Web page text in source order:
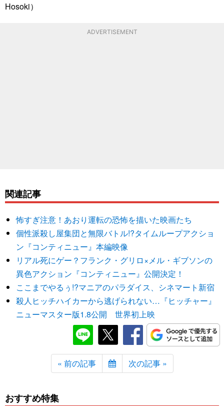
Hosoki）
ADVERTISEMENT
関連記事
怖すぎ注意！あおり運転の恐怖を描いた映画たち
個性派殺し屋集団と無限バトル!?タイムループアクショ
ン『コンティニュー』本編映像
リアル死にゲー？フランク・グリロ×メル・ギブソンの
異色アクション『コンティニュー』公開決定！
ここまでやるぅ!?マニアのパラダイス、シネマート新宿
殺人ヒッチハイカーから逃げられない…『ヒッチャー』
ニューマスター版1.8公開 世界初上映
« 前の記事 次の記事 »
おすすめ特集